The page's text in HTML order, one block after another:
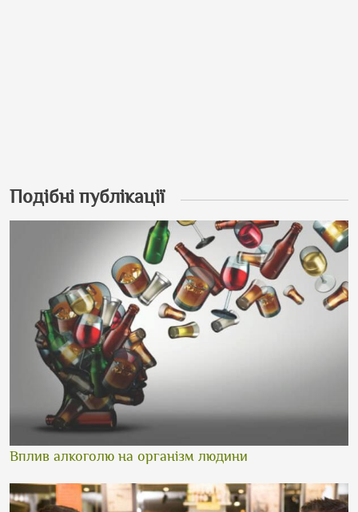
Подібні публікації
Вплив алкоголю на організм людини